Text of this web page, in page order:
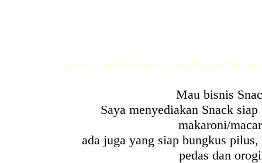
Aneka Snack Pilus Kacang Atom Marning Morneng
Mau bisnis
Saya menyediakan Snack
makaroni/
ada juga yang siap bungkus
pedas dan